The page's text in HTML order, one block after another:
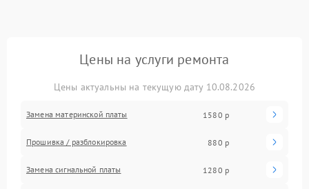
Цены на услуги ремонта
Цены актуальны на текущую дату 10.08.2026
Замена материнской платы 1580 р
Прошивка / разблокировка 880 р
Замена сигнальной платы 1280 р